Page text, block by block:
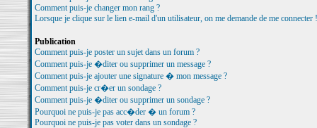
Comment puis-je changer mon rang ?
Lorsque je clique sur le lien e-mail d'un utilisateur, on me demande de me connecter !
Publication
Comment puis-je poster un sujet dans un forum ?
Comment puis-je �diter ou supprimer un message ?
Comment puis-je ajouter une signature � mon message ?
Comment puis-je cr�er un sondage ?
Comment puis-je �diter ou supprimer un sondage ?
Pourquoi ne puis-je pas acc�der � un forum ?
Pourquoi ne puis-je pas voter dans un sondage ?